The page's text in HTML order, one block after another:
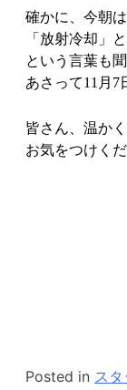
確かに、今朝
「放射冷却」
という言葉も
あさって11 月 7
皆さん、温か
お気をつけくだ
Posted in ス